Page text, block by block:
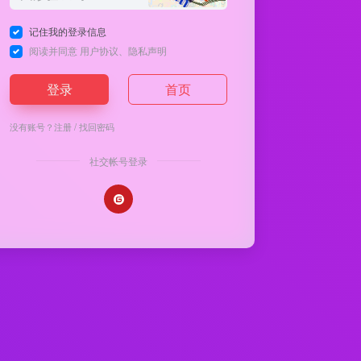
记住我的登录信息
阅读并同意 用户协议 隐私声明
登录 首页
没有账号？注册/找回密码
社交帐号登录